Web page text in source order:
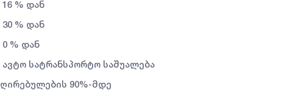
16 % დან
30 % დან
0 % დან
ავტო სატრანსპორტო საშუალება
ღირებულების 90%-მდე